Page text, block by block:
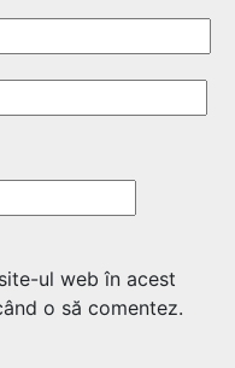
ul web în acest
o să comentez.